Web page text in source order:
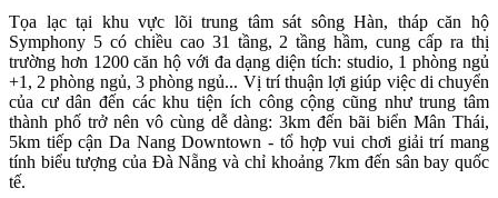
Tọa lạc tại khu vực lõi trung tâm sát sông Hàn, tháp căn hộ
Symphony 5 có chiều cao 31 tầng, 2 tầng hầm, cung cấp ra thị
trường hơn 1200 căn hộ với đa dạng diện tích: studio, 1 phòng ngủ
+1, 2 phòng ngủ, 3 phòng ngủ... Vị trí thuận lợi giúp việc di chuyển
của cư dân đến các khu tiện ích công cộng cũng như trung tâm
thành phố trở nên vô cùng dễ dàng: 3km đến bãi biển Mân Thái,
5km tiếp cận Da Nang Downtown - tổ hợp vui chơi giải trí mang
tính biểu tượng của Đà Nẵng và chỉ khoảng 7km đến sân bay quốc
tế.